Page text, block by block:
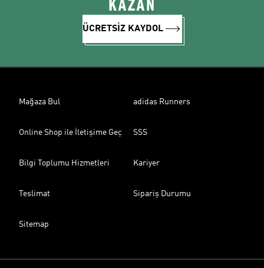
KAZAN
ÜCRETSİZ KAYDOL
Mağaza Bul adidas Runners
Online Shop ile İletişime Geç SSS
Bilgi Toplumu Hizmetleri Kariyer
Teslimat Sipariş Durumu
Sitemap